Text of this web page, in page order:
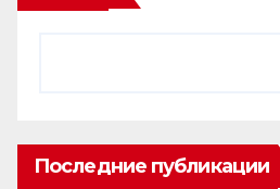
Последние публикации